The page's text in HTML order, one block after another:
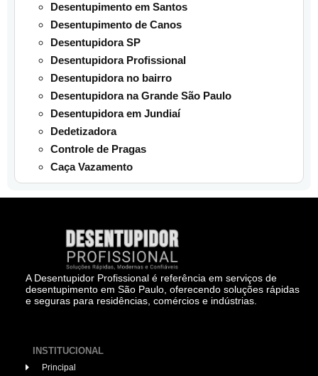
Desentupimento em Santos
Desentupimento de Canos
Desentupidora SP
Desentupidora Profissional
Desentupidora no bairro
Desentupidora na Grande São Paulo
Desentupidora em Jundiaí
Dedetizadora
Controle de Pragas
Caça Vazamento
A Desentupidor Profissional é referência em serviços de
desentupimento em São Paulo, oferecendo soluções rápidas
e seguras para residências, comércios e indústrias.
INSTITUCIONAL
Principal